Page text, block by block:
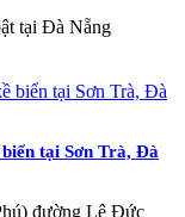
tại Đà Nẵng
tại Sơn Trà, Đà
đường Lê Đức